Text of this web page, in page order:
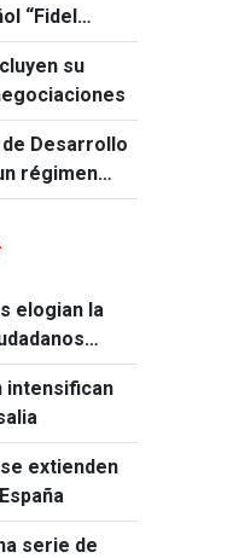
“Fidel
Escogidas”
su
Desarrollo
régimen
para
elogian la
de
intensifican
extienden
serie de